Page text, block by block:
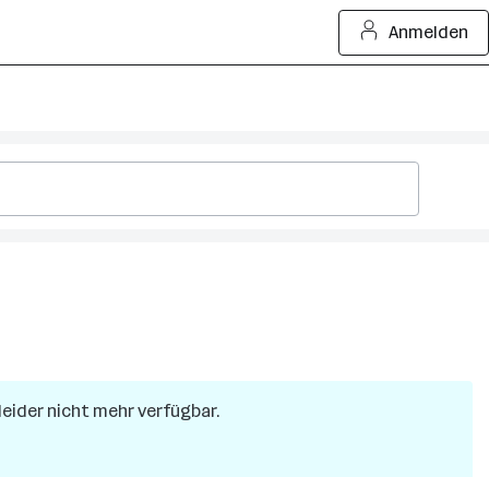
Anmelden
nicht mehr verfügbar.